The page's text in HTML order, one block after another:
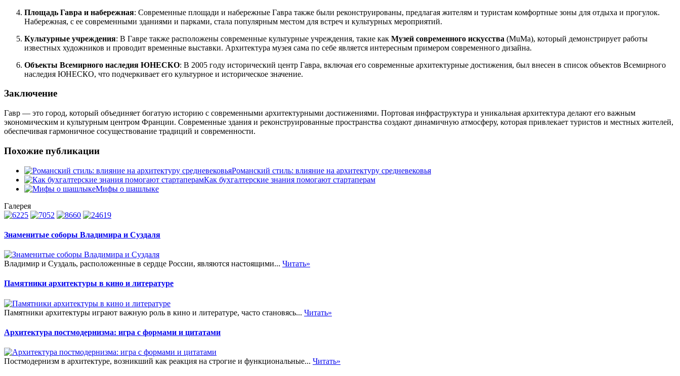
Площадь Гавра и набережная: Современные площади и набережные Гавра также были реконструированы, предлагая жителям и туристам комфортные зоны для отдыха и прогулок.
Набережная, с ее современными зданиями и парками, стала популярным местом для встреч и культурных мероприятий.
Культурные учреждения: В Гавре также расположены современные культурные учреждения, такие как Музей современного искусства (MuMa), который демонстрирует работы
известных художников и проводит временные выставки. Архитектура музея сама по себе является интересным примером современного дизайна.
Объекты Всемирного наследия ЮНЕСКО: В 2005 году исторический центр Гавра, включая его современные архитектурные достижения, был внесен в список объектов Всемирного
наследия ЮНЕСКО, что подчеркивает его культурное и историческое значение.
Заключение
Гавр — это город, который объединяет богатую историю с современными архитектурными достижениями. Портовая инфраструктура и уникальная архитектура делают его важным
экономическим и культурным центром Франции. Современные здания и реконструированные пространства создают динамичную атмосферу, которая привлекает туристов и местных жителей,
обеспечивая гармоничное сосуществование традиций и современности.
Похожие публикации
Романский стиль: влияние на архитектуру средневековья
Как бухгалтерские знания помогают стартаперам
Мифы о шашлыке
Галерея
Знаменитые соборы Владимира и Суздаля
Владимир и Суздаль, расположенные в сердце России, являются настоящими... Читать»
Памятники архитектуры в кино и литературе
Памятники архитектуры играют важную роль в кино и литературе, часто становясь... Читать»
Архитектура постмодернизма: игра с формами и цитатами
Постмодернизм в архитектуре, возникший как реакция на строгие и функциональные... Читать»